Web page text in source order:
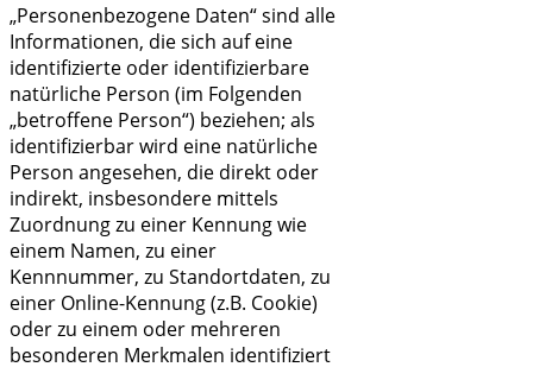
„Personenbezogene Daten“ sind alle
Informationen, die sich auf eine
identifizierte oder identifizierbare
natürliche Person (im Folgenden
„betroffene Person“) beziehen; als
identifizierbar wird eine natürliche
Person angesehen, die direkt oder
indirekt, insbesondere mittels
Zuordnung zu einer Kennung wie
einem Namen, zu einer
Kennnummer, zu Standortdaten, zu
einer Online-Kennung (z.B. Cookie)
oder zu einem oder mehreren
besonderen Merkmalen identifiziert